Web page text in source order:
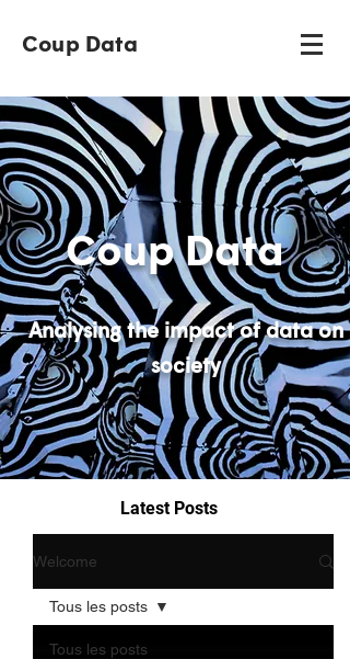
Coup Data
Latest Posts
Welcome
Tous les posts
Tous les posts
Coup Data
Analysing the impact of data on
society